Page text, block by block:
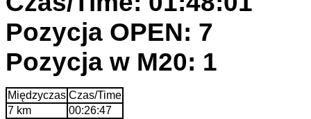
Pozycja OPEN: 7
Pozycja w M20: 1
Międzyczas Czas/Time
7 km
00:26:47